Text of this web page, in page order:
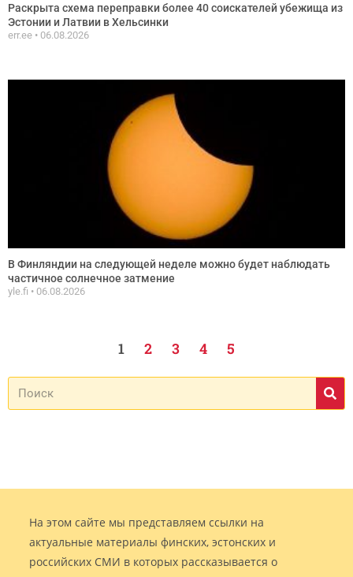
Раскрыта схема переправки более 40 соискателей убежища из
Эстонии и Латвии в Хельсинки
err.ee 06.08.2026
В Финляндии на следующей неделе можно будет наблюдать
частичное солнечное затмение
yle.fi 06.08.2026
1 2 3 4 5
На этом сайте мы представляем ссылки на
актуальные материалы финских, эстонских и
российских СМИ в которых рассказывается о